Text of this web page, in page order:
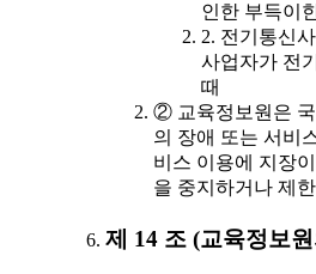
인한 부득이
2. 전기통신
사업자가 전
때
② 교육정보원은 국
의 장애 또는 서비
비스 이용에 지장
을 중지하거나 제
제 14 조 (교육정보